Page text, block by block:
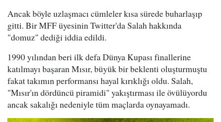
Ancak böyle uzlaşmacı cümleler kısa sürede buharlaşıp
gitti. Bir MFF üyesinin Twitter'da Salah hakkında
"domuz" dediği iddia edildi.
1990 yılından beri ilk defa Dünya Kupası finallerine
katılmayı başaran Mısır, büyük bir beklenti oluşturmuştu
fakat takımın performansı hayal kırıklığı oldu. Salah,
"Mısır'ın dördüncü piramidi" yakıştırması ile övülüyordu
ancak sakalığı nedeniyle tüm maçlarda oynayamadı.